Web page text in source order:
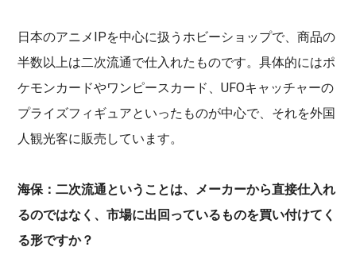
日本のアニメIPを中心に扱うホビーショップで、商品の
半数以上は二次流通で仕入れたものです。具体的にはポ
ケモンカードやワンピースカード、UFOキャッチャーの
プライズフィギュアといったものが中心で、それを外国
人観光客に販売しています。
海保：二次流通ということは、メーカーから直接仕入れ
るのではなく、市場に出回っているものを買い付けてく
る形ですか？